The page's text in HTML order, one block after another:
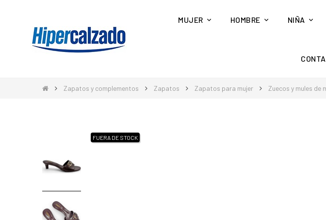
MUJER HOMBRE NIÑA
Zapatos y complementos Zapatos Zapatos para mujer Zuecos y mules de
FUERA DE STOCK